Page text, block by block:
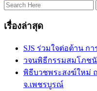
เรื่องล่าสุด
SJS ร่วมใจต่อต้าน ก
วจนพิธีกรรมสมโภชนั
พิธีบวชพระสงฆ์ใหม่
จ.เพชรบูรณ์